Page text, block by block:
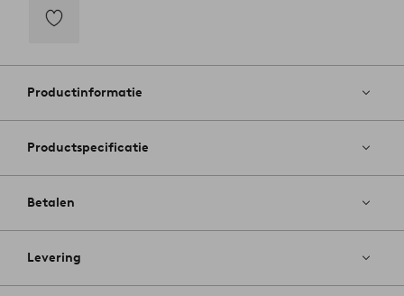
aan
favorieten
Productinformatie
Productspecificatie
Betalen
Levering